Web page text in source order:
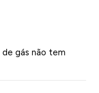
de gás não tem